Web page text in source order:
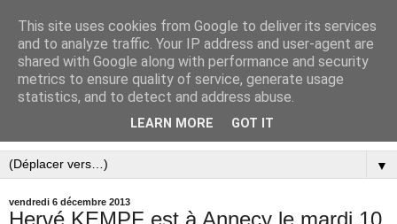
▼
vendredi 6 décembre 2013
Hervé KEMPF est à Annecy le mardi 10
This site uses cookies from Google to deliver its services
and to analyze traffic. Your IP address and user-agent are
shared with Google along with performance and security
metrics to ensure quality of service, generate usage
statistics, and to detect and address abuse.
LEARN MORE GOT IT